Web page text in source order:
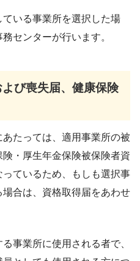
いる事業所を選択した場
センターが行います。
び喪失届、健康保険
たっては、適用事業所の被
・厚生年金保険被保険者資
ているため、もしも選択事
合は、資格取得届をあわせ
事業所に使用される者で、